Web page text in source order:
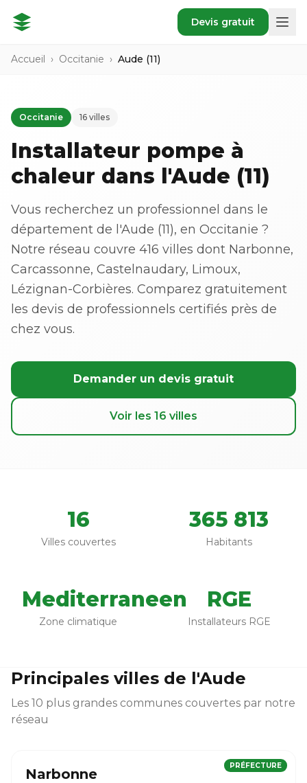
Devis gratuit
Accueil › Occitanie › Aude (11)
Occitanie 16 villes
Installateur pompe à
chaleur dans l'Aude (11)
Vous recherchez un professionnel dans le
département de l'Aude (11), en Occitanie ?
Notre réseau couvre 416 villes dont Narbonne,
Carcassonne, Castelnaudary, Limoux,
Lézignan-Corbières. Comparez gratuitement
les devis de professionnels certifiés près de
chez vous.
Demander un devis gratuit
Voir les 16 villes
16
Villes couvertes
365 813
Habitants
Mediterraneen
Zone climatique
RGE
Installateurs RGE
Principales villes de l'Aude
Les 10 plus grandes communes couvertes par notre
réseau
PRÉFECTURE
Narbonne